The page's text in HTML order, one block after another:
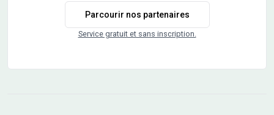
Parcourir nos partenaires
Service gratuit et sans inscription.